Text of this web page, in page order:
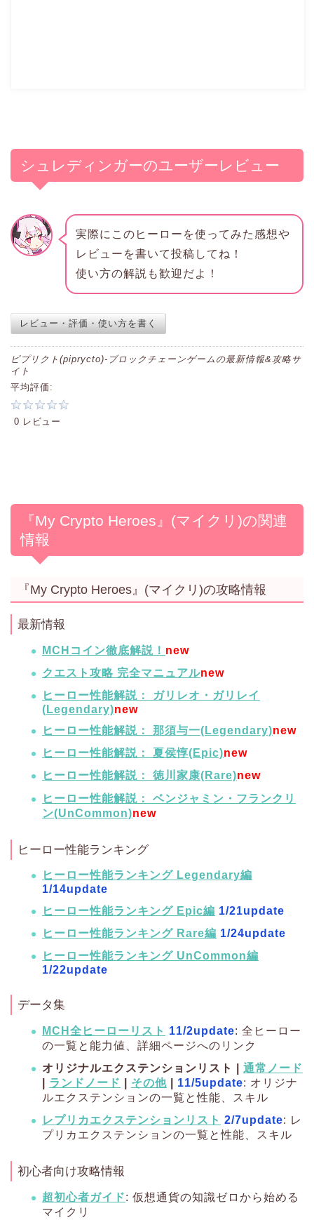
シュレディンガーのユーザーレビュー
実際にこのヒーローを使ってみた感想や
レビューを書いて投稿してね！
使い方の解説も歓迎だよ！
レビュー・評価・使い方を書く
ピプリクト(piprycto)-ブロックチェーンゲームの最新情報&攻略サ
イト
平均評価:
0 レビュー
『My Crypto Heroes』(マイクリ)の関連
情報
『My Crypto Heroes』(マイクリ)の攻略情報
最新情報
MCHコイン徹底解説！ new
クエスト攻略 完全マニュアルnew
ヒーロー性能解説： ガリレオ・ガリレイ
(Legendary)new
ヒーロー性能解説： 那須与一(Legendary)new
ヒーロー性能解説： 夏侯惇(Epic)new
ヒーロー性能解説： 徳川家康(Rare)new
ヒーロー性能解説： ベンジャミン・フランクリ
ン(UnCommon)new
ヒーロー性能ランキング
ヒーロー性能ランキング Legendary編
1/14update
ヒーロー性能ランキング Epic編 1/21update
ヒーロー性能ランキング Rare編 1/24update
ヒーロー性能ランキング UnCommon編
1/22update
データ集
MCH全ヒーローリスト 11/2update: 全ヒーロー
の一覧と能力値、詳細ページへのリンク
オリジナルエクステンションリスト | 通常ノード
ランドノード その他 11/5update: オリジナ
ルエクステンションの一覧と性能、スキル
レプリカエクステンションリスト 2/7update: レ
プリカエクステンションの一覧と性能、スキル
初心者向け攻略情報
超初心者ガイド: 仮想通貨の知識ゼロから始める
マイクリ